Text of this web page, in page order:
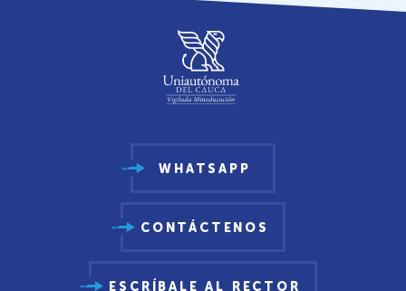
WHATSAPP
CONTÁCTENOS
ESCRÍBALE AL RECTOR